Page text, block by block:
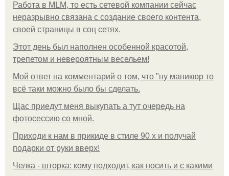
Работа в MLM, то есть сетевой компании сейчас
неразрывно связана с создание своего контента,
своей страницы в соц сетях.
Этот день был наполнен особенной красотой,
трепетом и невероятным весельем!
Мой ответ на комментарий о том, что "ну маникюр то
всё таки можно было бы сделать.
Щас приедут меня выкупать а тут очередь на
фотосессию со мной.
Приходи к нам в прикиде в стиле 90 х и получай
подарки от руки вверх!
Челка - шторка: кому подходит, как носить и с какими